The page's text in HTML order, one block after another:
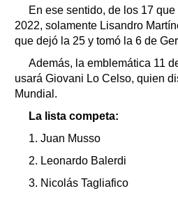
En ese sentido, de los 17
2022, solamente Lisandro
que dejó la 25 y tomó la 6 de
Además, la emblemática 11
usará Giovani Lo Celso, quien
Mundial.
La lista competa:
1. Juan Musso
2. Leonardo Balerdi
3. Nicolás Tagliafico